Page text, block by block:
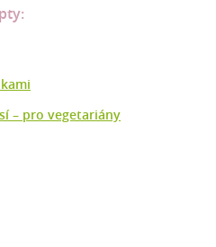
– pro vegetariány